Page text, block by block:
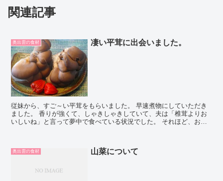
関連記事
奥出雲の食材 凄い平茸に出会いました。
従妹から、すご～い平茸をもらいました。 早速煮物にしていただき
ました。 香りが強くて、しゃきしゃきしていて、夫は「椎茸よりお
いしいね」と言って夢中で食べている状況でした。 それほど、おい
奥出雲の食材 山菜について